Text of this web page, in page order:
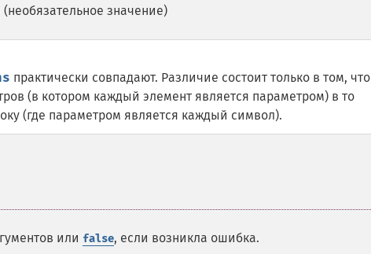
(необязательное значение)
практически совпадают. Различие состоит только в том, что
(в котором каждый элемент является параметром) в то
(где параметром является каждый символ).
или false, если возникла ошибка.